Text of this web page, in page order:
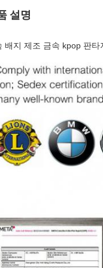
설명
배지 제조 금속 kpop 판